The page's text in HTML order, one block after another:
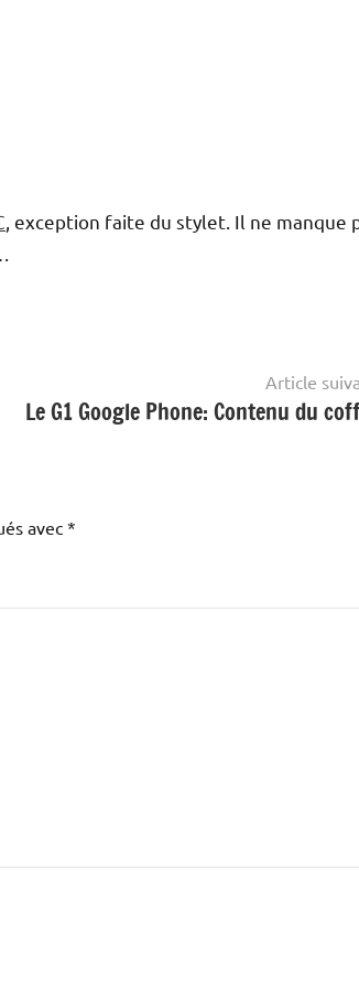
, exception faite du stylet. Il ne manque
Article
Le G1 Google Phone: Contenu du
avec*